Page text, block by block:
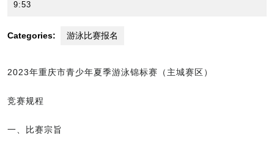
12
9:53
Categories: 游泳比赛报名
2023年重庆市青少年夏季游泳锦标赛（主城赛区）
竞赛规程
一、比赛宗旨